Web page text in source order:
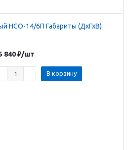
HCO-14/6П Габариты (ДхГхВ)
840₽/шт
В корзину